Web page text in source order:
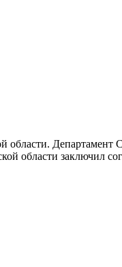
Департамент
области заключил